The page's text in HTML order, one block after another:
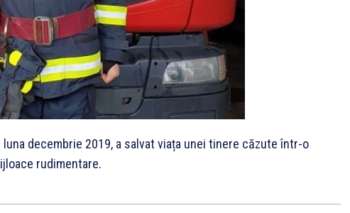
decembrie 2019, a salvat viața unei tinere căzute într-o
rudimentare.